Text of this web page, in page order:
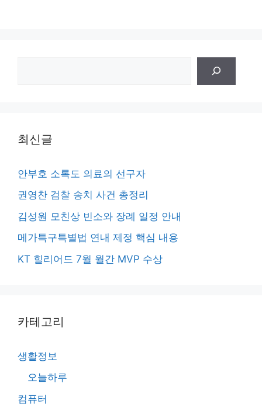
최신글
안부호 소록도 의료의 선구자
권영찬 검찰 송치 사건 총정리
김성원 모친상 빈소와 장례 일정 안내
메가특구특별법 연내 제정 핵심 내용
KT 힐리어드 7월 월간 MVP 수상
카테고리
생활정보
오늘하루
컴퓨터